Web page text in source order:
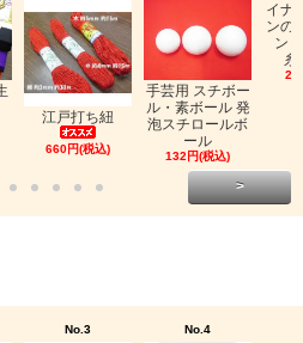
江戸打ち紐
660円(税込)
手芸用 スチボー
ル・素ボール 発
泡スチロールボ
ール
132円(税込)
イナ
ンの
ン
糸
>
No.3 No.4